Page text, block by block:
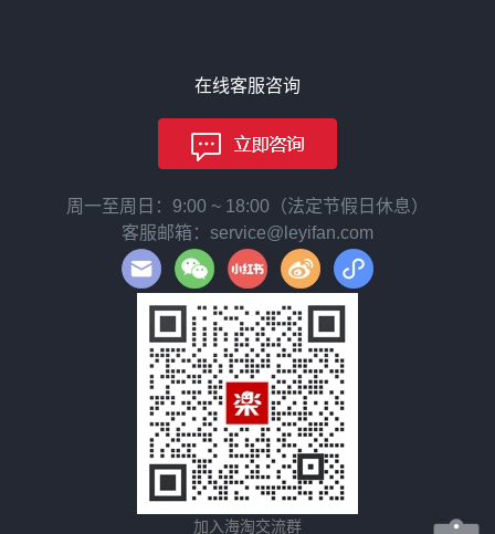
在线客服咨询
周一至周日：9:00 ~ 18:00（法定节假日休息）
客服邮箱：service@leyifan.com
加入海淘交流群